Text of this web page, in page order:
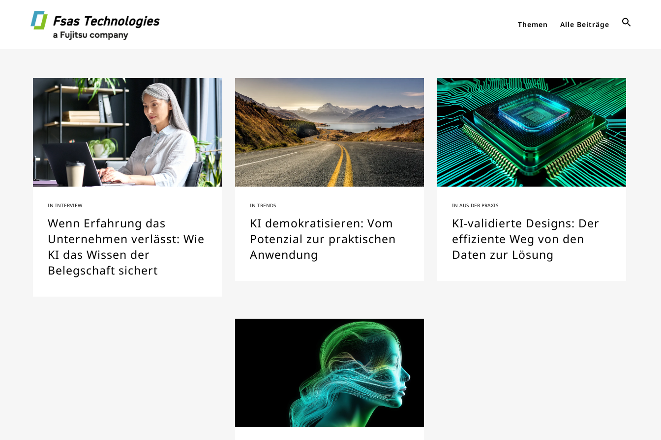
Themen Alle Beiträge
ININTERVIEW
Wenn Erfahrung das
Unternehmen verlässt: Wie
KI das Wissen der
Belegschaft sichert
INTRENDS
KI demokratisieren: Vom
Potenzial zur praktischen
Anwendung
INAUS DER PRAXIS
KI-validierte Designs: Der
effiziente Weg von den
Daten zur Lösung